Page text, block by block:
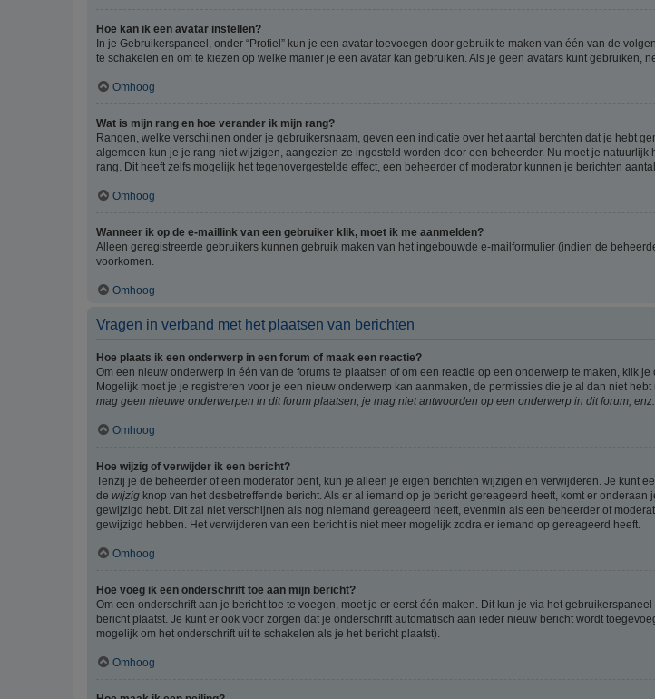
Hoe kan ik een avatar instellen?
In je Gebruikerspaneel, onder “Profiel” kun je een avatar toevoegen door gebruik te maken van één van de
te schakelen en om te kiezen op welke manier je een avatar kan gebruiken. Als je geen avatars kunt gebruiken,
Omhoog
Wat is mijn rang en hoe verander ik mijn rang?
Rangen, welke verschijnen onder je gebruikersnaam, geven een indicatie over het aantal berchten dat je hebt
algemeen kun je je rang niet wijzigen, aangezien ze ingesteld worden door een beheerder. Nu moet je
rang. Dit heeft zelfs mogelijk het tegenovergestelde effect, een beheerder of moderator kunnen je berichten
Omhoog
Wanneer ik op de e-maillink van een gebruiker klik, moet ik me aanmelden?
Alleen geregistreerde gebruikers kunnen gebruik maken van het ingebouwde e-mailformulier (indien de
voorkomen.
Omhoog
Vragen in verband met het plaatsen van berichten
Hoe plaats ik een onderwerp in een forum of maak een reactie?
Om een nieuw onderwerp in één van de forums te plaatsen of om een reactie op een onderwerp te maken, klik
Mogelijk moet je je registreren voor je een nieuw onderwerp kan aanmaken, de permissies die je al dan niet
mag geen nieuwe onderwerpen in dit forum plaatsen, je mag niet antwoorden op een onderwerp in dit forum, enz.
Omhoog
Hoe wijzig of verwijder ik een bericht?
Tenzij je de beheerder of een moderator bent, kun je alleen je eigen berichten wijzigen en verwijderen. Je kunt
de wijzig knop van het desbetreffende bericht. Als er al iemand op je bericht gereageerd heeft, komt er
gewijzigd hebt. Dit zal niet verschijnen als nog niemand gereageerd heeft, evenmin als een beheerder of
gewijzigd hebben. Het verwijderen van een bericht is niet meer mogelijk zodra er iemand op gereageerd heeft.
Omhoog
Hoe voeg ik een onderschrift toe aan mijn bericht?
Om een onderschrift aan je bericht toe te voegen, moet je er eerst één maken. Dit kun je via het
bericht plaatst. Je kunt er ook voor zorgen dat je onderschrift automatisch aan ieder nieuw bericht wordt
mogelijk om het onderschrift uit te schakelen als je het bericht plaatst).
Omhoog